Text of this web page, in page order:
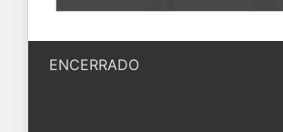
typical30bastard
ENCERRADO